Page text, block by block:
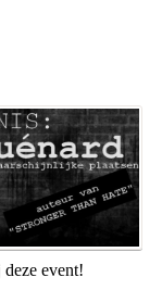
event!